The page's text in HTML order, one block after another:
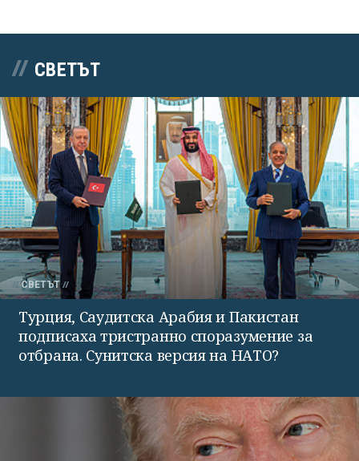
СВЕТЪТ
СВЕТЪТ
Турция, Саудитска Арабия и Пакистан
подписаха тристранно споразумение за
отбрана. Сунитска версия на НАТО?